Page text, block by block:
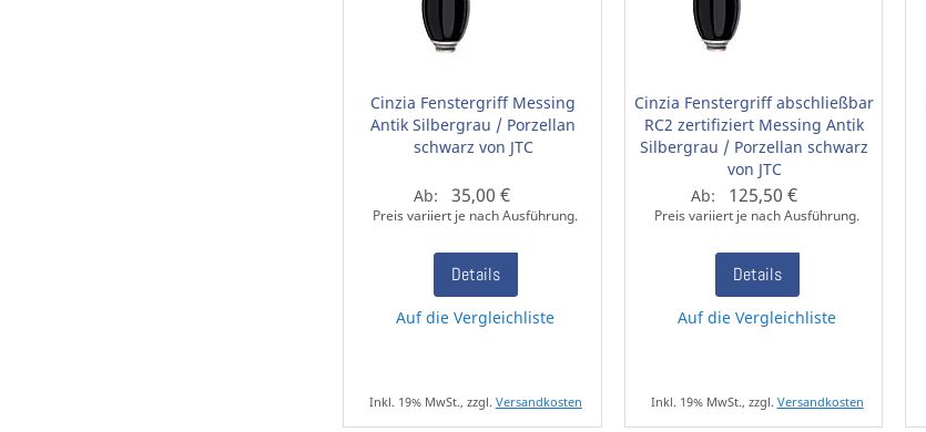
Cinzia Fenstergriff Messing
Antik Silbergrau / Porzellan
schwarz von JTC
Ab: 35,00 €
Preis variiert je nach Ausführung.
Details
Auf die Vergleichliste
Inkl. 19% MwSt., zzgl. Versandkosten
Cinzia Fenstergriff abschließbar
RC2 zertifiziert Messing Antik
Silbergrau / Porzellan schwarz
von JTC
Ab:
125,50 €
Preis variiert je nach Ausführung.
Details
Auf die Vergleichliste
Inkl. 19% MwSt., zzgl. Versandkosten